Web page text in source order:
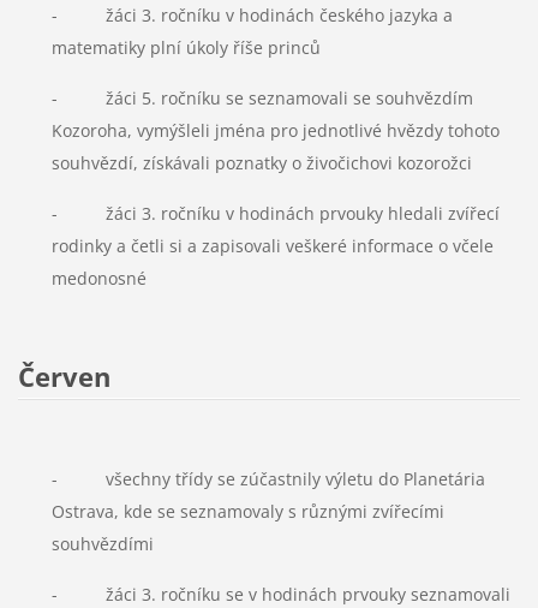
- žáci 3. ročníku v hodinách českého jazyka a
matematiky plní úkoly říše princů
- žáci 5. ročníku se seznamovali se souhvězdím
Kozoroha, vymýšleli jména pro jednotlivé hvězdy tohoto
souhvězdí, získávali poznatky o živočichovi kozorožci
- žáci 3. ročníku v hodinách prvouky hledali zvířecí
rodinky a četli si a zapisovali veškeré informace o včele
medonosné
Červen
- všechny třídy se zúčastnily výletu do Planetária
Ostrava, kde se seznamovaly s různými zvířecími
souhvězdími
- žáci 3. ročníku se v hodinách prvouky seznamovali